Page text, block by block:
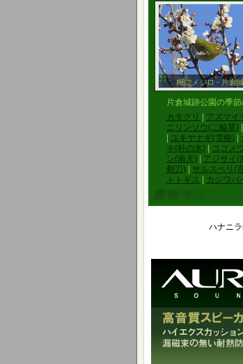
梅にメジロ - 片倉
片倉城跡公園の季
カタクリ
アズマイ
ニリンソウ(二輪草)
ユキヤナギ(雪柳)
キ(朴の木)
コゴメ
ン(南天)
アジサイ(
剃刀)
サルスベリ(
トトギス
カシワバ
ハナニ